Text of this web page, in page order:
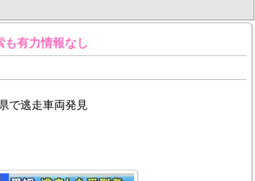
有力情報なし
で逃走車両発見